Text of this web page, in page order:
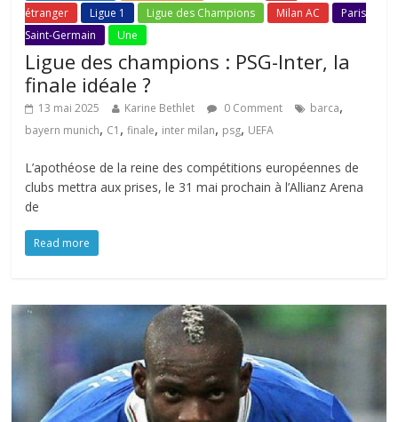
étranger
Ligue 1 Ligue des Champions Milan AC
Paris
Saint-Germain
Une
Ligue des champions : PSG-Inter, la
finale idéale ?
13 mai 2025 Karine Bethlet 0 Comment barca,
bayern munich, C1 ,finale, inter milan, psg, UEFA
L’apothéose de la reine des compétitions européennes de
clubs mettra aux prises, le 31 mai prochain à l’Allianz Arena
de
Read more